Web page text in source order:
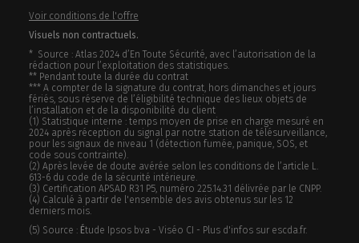
Voir conditions de l'offre
Visuels non contractuels.
* Source : Atlas 2024 d’En Toute Sécurité, avec l’autorisation de la
rédaction pour l’exploitation des statistiques.
** Pendant toute la durée du contrat
*** A compter de la signature du contrat, hors dimanches et jours
fériés, sous réserve de l’éligibilité technique des lieux objets de
l’installation et de la disponibilité du client
(1) Statistique interne : temps moyen de prise en charge mesuré en
2024 après réception du signal par notre station de télésurveillance,
pour les signaux de niveau 1 (détection fumée, panique, SOS, et
code sous contrainte).
(2) Après levée de doute avérée selon les conditions de l’article L.
613-6 du code de la sécurité intérieure.
(3) Certification APSAD R31 P5, numéro 225.14.31 délivrée par le CNPP.
(4) Calculé à partir de l'ensemble des avis obtenus sur les 12
derniers mois.
(5) Source : Étude Ipsos bva - Viséo CI - Plus d'infos sur escda.fr.